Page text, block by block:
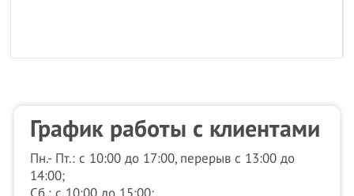
График работы с клиентами
Пн.- Пт.: с 10:00 до 17:00, перерыв с 13:00 до
14:00;